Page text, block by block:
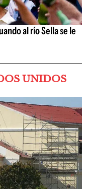
al río Sella se le
UNIDOS